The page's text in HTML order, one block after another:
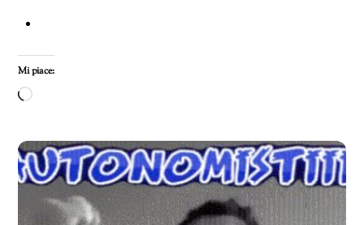
Mi piace:
Caricamento
corso…